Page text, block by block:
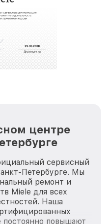
центре
сервисный
Петербурге. Мы
ремонт и
Miele для всех
Наша
постоянно повышают